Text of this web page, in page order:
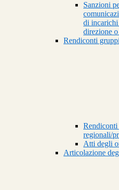
Sanzioni
di
direzione
Rendiconti
regionali/
Atti degli
Articolazione